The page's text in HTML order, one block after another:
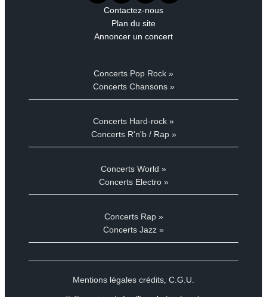
Contactez-nous
Plan du site
Annoncer un concert
Concerts Pop Rock »
Concerts Chansons »
Concerts Hard-rock »
Concerts R'n'b / Rap »
Concerts World »
Concerts Electro »
Concerts Rap »
Concerts Jazz »
Mentions légales crédits, C.G.U.